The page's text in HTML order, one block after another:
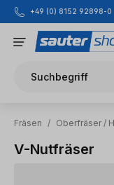
Zum Hauptinhalt
+49 (0) 8152 92898-0
Suchbegriff
Fräsen / Oberfräser /
V-Nutfräser